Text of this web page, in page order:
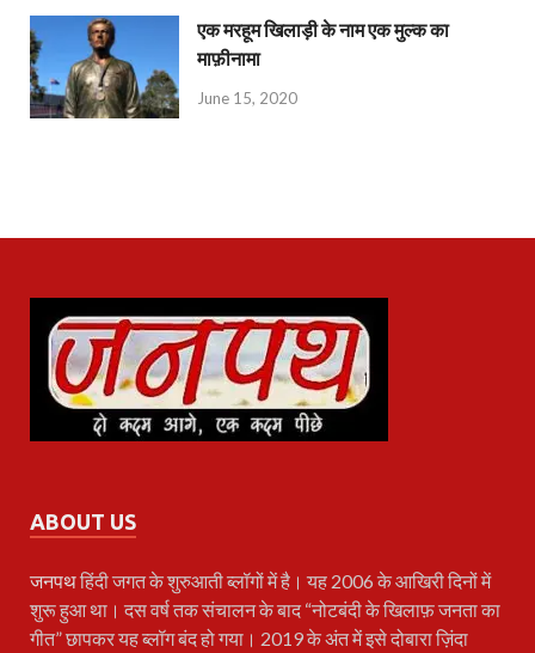
एक मरहूम खिलाड़ी के नाम एक मुल्क का
माफ़ीनामा
June 15, 2020
ABOUT US
जनपथहिंदी जगत के शुरुआती ब्लॉगों में है। यह 2006 के आखिरी दिनों में
शुरू हुआ था। दस वर्ष तक संचालन के बाद “नोटबंदी के खिलाफ़ जनता का
गीत” छापकर यह ब्लॉग बंद हो गया। 2019 के अंत में इसे दोबारा ज़िंदा